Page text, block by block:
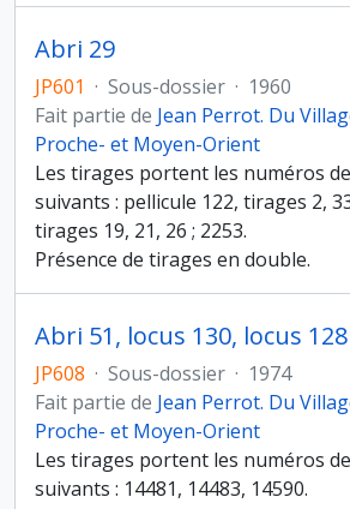
Abri 29
JP601 · Sous-dossier · 1960
Fait partie de Jean Perrot. Du
Proche- et Moyen-Orient
Les tirages portent les numéros
suivants : pellicule 122, tirages 2,
tirages 19, 21, 26 ; 2253.
Présence de tirages en double.
Abri 51, locus 130, locus 128
JP608 · Sous-dossier · 1974
Fait partie de Jean Perrot. Du
Proche- et Moyen-Orient
Les tirages portent les numéros
suivants : 14481, 14483, 14590.